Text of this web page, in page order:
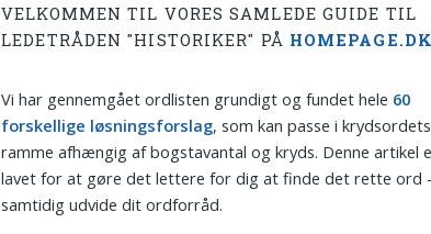
VELKOMMEN TIL VORES SAMLEDE GUIDE TIL
LEDETRÅDEN "HISTORIKER" PÅ HOMEPAGE.DK
Vi har gennemgået ordlisten grundigt og fundet hele 60
forskellige løsningsforslag, som kan passe i krydsordets
ramme afhængig af bogstavantal og kryds. Denne artikel
lavet for at gøre det lettere for dig at finde det rette ord
samtidig udvide dit ordforråd.